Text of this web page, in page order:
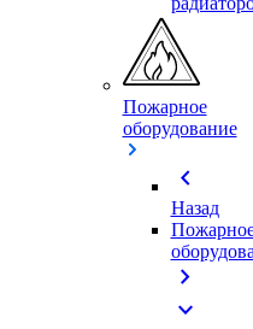
Пожарное
оборудование
chevron_left
Назад
chevron_right
expand_more